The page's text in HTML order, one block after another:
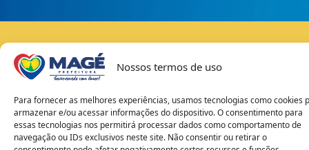
Nossos termos de uso
Para fornecer as melhores experiências, usamos tecnologias como cookies
armazenar e/ou acessar informações do dispositivo. O consentimento para
essas tecnologias nos permitirá processar dados como comportamento de
navegação ou IDs exclusivos neste site. Não consentir ou retirar o
reservados - SECOM 2026
Centro, Magé, RJ